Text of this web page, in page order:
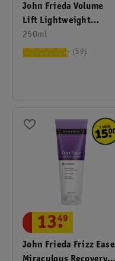
John Frieda Volume
Lift Lightweight
Conditioner
250ml
59
John Frieda Frizz Ease
13.
49